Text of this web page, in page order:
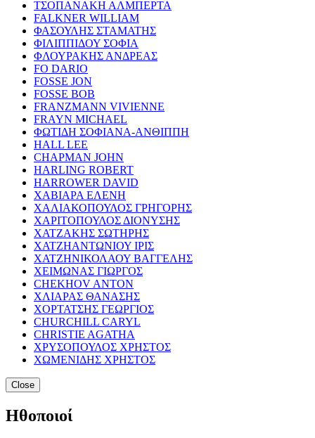
ΤΣΟΠΑΝΑΚΗ ΑΛΜΠΕΡΤΑ
FALKNER WILLIAM
ΦΑΣΟΥΛΗΣ ΣΤΑΜΑΤΗΣ
ΦΙΛΙΠΠΙΔΟΥ ΣΟΦΙΑ
ΦΛΟΥΡΑΚΗΣ ΑΝΔΡΕΑΣ
FO DARIO
FOSSE JON
FOSSE BOB
FRANZMANN VIVIENNE
FRAYN MICHAEL
ΦΩΤΙΔΗ ΣΟΦΙΑΝΑ-ΑΝΘΙΠΠΗ
HALL LEE
CHAPMAN JOHN
HARLING ROBERT
HARROWER DAVID
ΧΑΒΙΑΡΑ ΕΛΕΝΗ
ΧΑΛΙΑΚΟΠΟΥΛΟΣ ΓΡΗΓΟΡΗΣ
ΧΑΡΙΤΟΠΟΥΛΟΣ ΔΙΟΝΥΣΗΣ
ΧΑΤΖΑΚΗΣ ΣΩΤΗΡΗΣ
ΧΑΤΖΗΑΝΤΩΝΙΟΥ ΙΡΙΣ
ΧΑΤΖΗΝΙΚΟΛΑΟΥ ΒΑΓΓΕΛΗΣ
ΧΕΙΜΩΝΑΣ ΓΙΩΡΓΟΣ
CHEKHOV ANTON
ΧΛΙΑΡΑΣ ΘΑΝΑΣΗΣ
ΧΟΡΤΑΤΣΗΣ ΓΕΩΡΓΙΟΣ
CHURCHILL CARYL
CHRISTIE AGATHA
ΧΡΥΣΟΠΟΥΛΟΣ ΧΡΗΣΤΟΣ
ΧΩΜΕΝΙΔΗΣ ΧΡΗΣΤΟΣ
Close
Ηθοποιοί